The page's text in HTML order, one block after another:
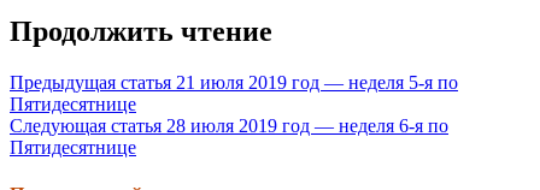
Продолжить чтение
Предыдущая статья 21 июля 2019 год — неделя 5-я по
Пятидесятнице
Следующая статья 28 июля 2019 год — неделя 6-я по
Пятидесятнице